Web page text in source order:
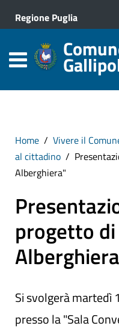
Regione Puglia
Home Vivere il
al cittadino
Alberghiera"
progetto
Si svolgerà martedì
presso la "Sala